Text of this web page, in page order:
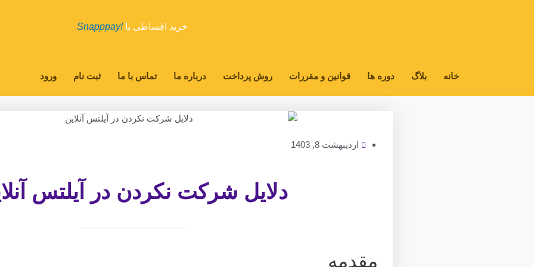
خرید اقساطی با!Snapppay
خانه بلاگ دوره ها قوانین و مقررات روش پرداخت درباره ما تماس با ما ثبت نام ورود
اردیبهشت 8, 1403
دلایل شرکت نکردن در آیلتس
مقدمه